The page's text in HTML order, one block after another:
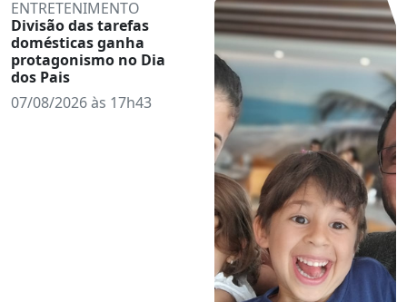
ENTRETENIMENTO
Divisão das tarefas
domésticas ganha
protagonismo no Dia
dos Pais
07/08/2026 às 17h43